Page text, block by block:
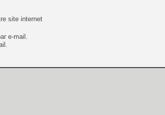
[GK] Guillermo del Toro
site internet
e-mail.